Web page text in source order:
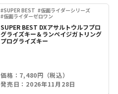
#SUPER BEST #仮面ライダーシリーズ
#仮面ライダーゼロワン
SUPER BEST DXアサルトウルフプロ
グライズキー＆ランペイジガトリング
プログライズキー
価格：7,480円（税込）
発売日：2026年11月28日